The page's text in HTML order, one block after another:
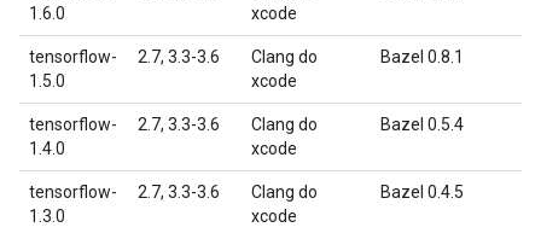
1.6.0
xcode
tensorflow-
1.5.0
2.7, 3.3-3.6
Clang do
xcode
Bazel 0.8.1
tensorflow-
1.4.0
2.7, 3.3-3.6
Clang do
xcode
Bazel 0.5.4
tensorflow-
1.3.0
2.7, 3.3-3.6
Clang do
xcode
Bazel 0.4.5